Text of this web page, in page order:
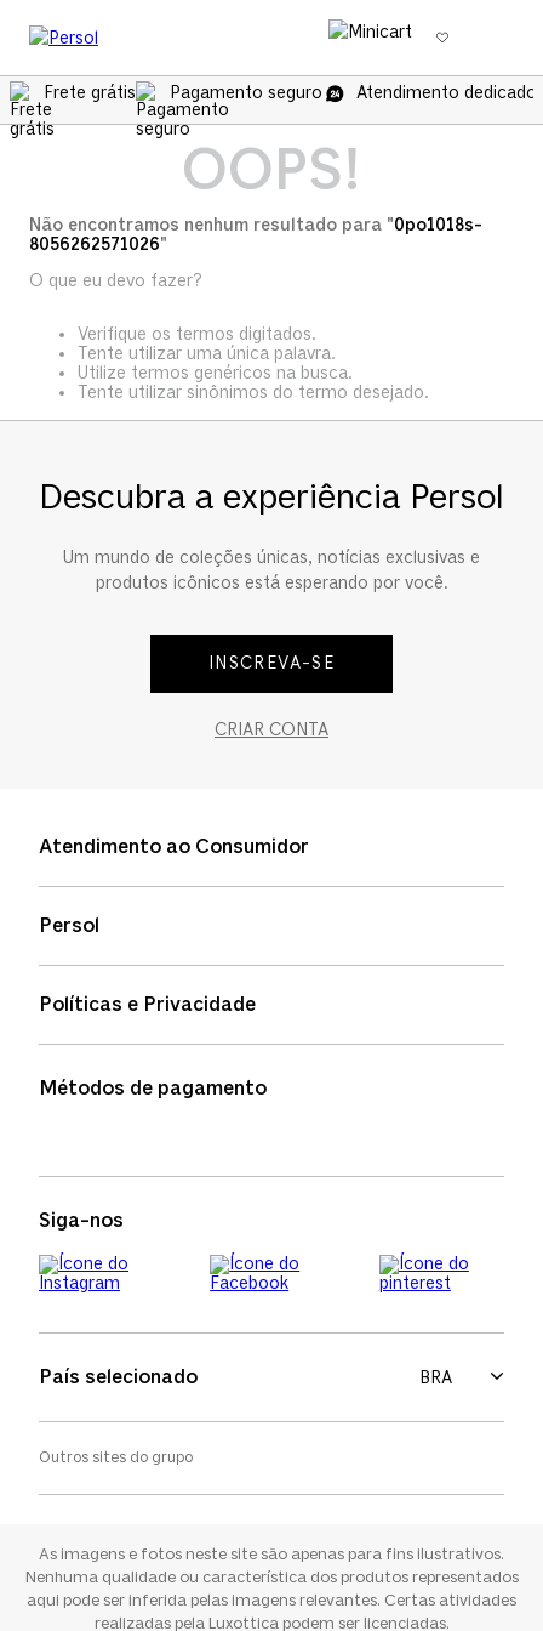
Frete grátis Pagamento seguro Atendimento dedicado
OOPS!
Não encontramos nenhum resultado para "0po1018s-
8056262571026"
O que eu devo fazer?
Verifique os termos digitados.
Tente utilizar uma única palavra.
Utilize termos genéricos na busca.
Tente utilizar sinônimos do termo desejado.
Descubra a experiência Persol
Um mundo de coleções únicas, notícias exclusivas e
produtos icônicos está esperando por você.
INSCREVA-SE
CRIAR CONTA
Atendimento ao Consumidor
Status de pedidos
Política de garantia
FAQs
Persol
Políticas e Privacidade
Política de devolução
Aviso de cookies
Métodos de pagamento
Siga-nos
País selecionado BRA
Outros sites do grupo
Ray-ban
Sunglass Hut
As imagens e fotos neste site são apenas para fins ilustrativos.
Nenhuma qualidade ou característica dos produtos representados
aqui pode ser inferida pelas imagens relevantes. Certas atividades
realizadas pela Luxottica podem ser licenciadas.